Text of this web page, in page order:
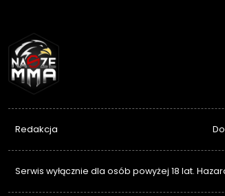
Redakcja
Serwis wyłącznie dla osób powyżej 18 lat.